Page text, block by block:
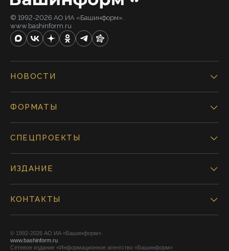
© 1992-2026 АО ИА «Башинформ».
www.bashinform.ru
НОВОСТИ
ФОРМАТЫ
СПЕЦПРОЕКТЫ
ИЗДАНИЕ
КОНТАКТЫ
© 1992-2026 АО ИА «Башинформ».
www.bashinform.ru
Сетевое издание «Информационное агентство «Башинформ»